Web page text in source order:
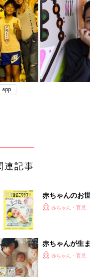
app
連記事
赤ちゃんのお
てのひよこク
赤ちゃん・育児
赤ちゃんが生
ひよ」
赤ちゃん・育児